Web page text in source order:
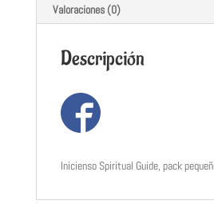
Valoraciones (0)
Descripción
Inicienso Spiritual Guide, pack